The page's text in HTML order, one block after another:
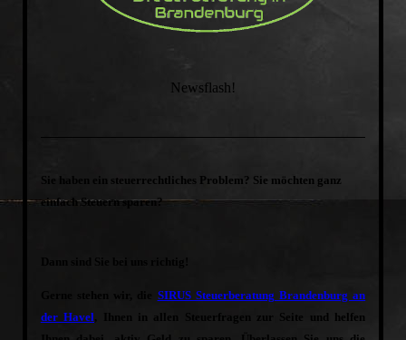
Newsflash!
Sie haben ein steuerrechtliches Problem? Sie möchten ganz
einfach Steuern sparen?
SIRUS Steuerberatung Brandenburg an
der Havel , Ihnen in allen Steuerfragen zur Seite und helfen